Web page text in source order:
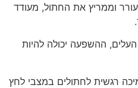
וממריץ את החתול, מעודד
ההשפעה יכולה להיות
רגשית לחתולים במצבי לחץ